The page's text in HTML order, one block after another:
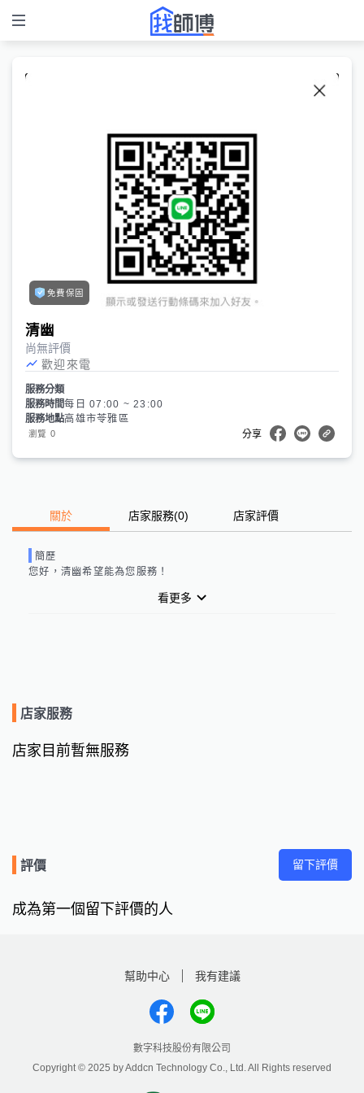
免費保固
清幽
尚無評價
歡迎來電
服務分類
服務時間每日 07:00 ~ 23:00
服務地點高雄市苓雅區
瀏覽 0 分享
關於 店家服務(0) 店家評價
簡歷
您好， 清幽希望能為您服務！
看更多
店家服務
店家目前暫無服務
評價 留下評價
成為第一個留下評價的人
幫助中心 我有建議
數字科技股份有限公司
Copyright © 2025 by Addcn Technology Co., Ltd. All Rights reserved